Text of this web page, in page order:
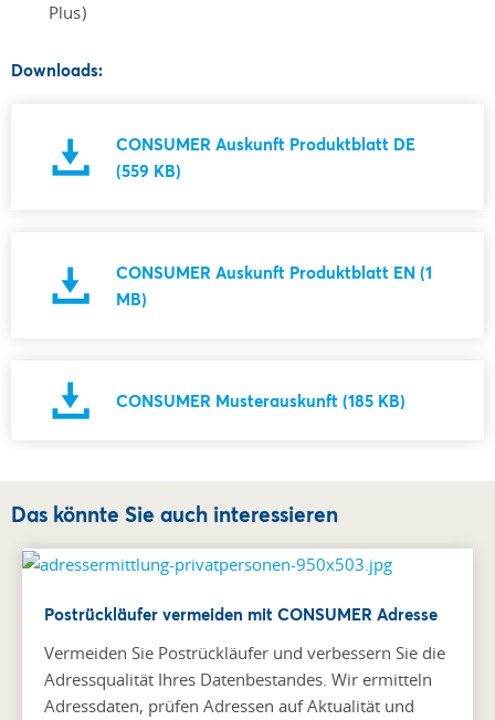
Plus)
Downloads:
CONSUMER Auskunft Produktblatt DE
(559 KB)
CONSUMER Auskunft Produktblatt EN (1
MB)
CONSUMER Musterauskunft (185 KB)
Das könnte Sie auch interessieren
Postrückläufer vermeiden mit CONSUMER Adresse
Vermeiden Sie Postrückläufer und verbessern Sie die
Adressqualität Ihres Datenbestandes. Wir ermitteln
Adressdaten, prüfen Adressen auf Aktualität und